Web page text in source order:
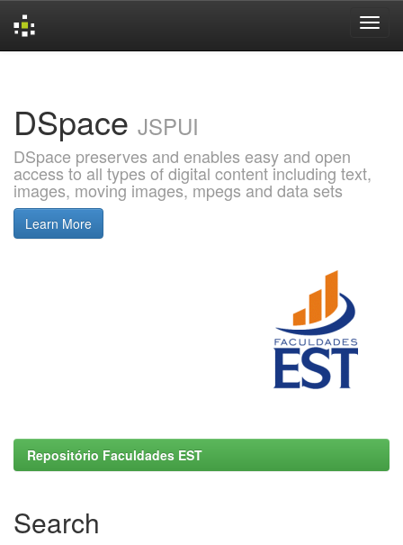
DSpace JSPUI
DSpace preserves and enables easy and open
access to all types of digital content including text,
images, moving images, mpegs and data sets
Learn More
Repositório Faculdades EST
Search